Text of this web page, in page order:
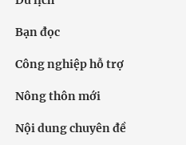
Bạn đọc
Công nghiệp hỗ trợ
Nông thôn mới
Nội dung chuyên đề